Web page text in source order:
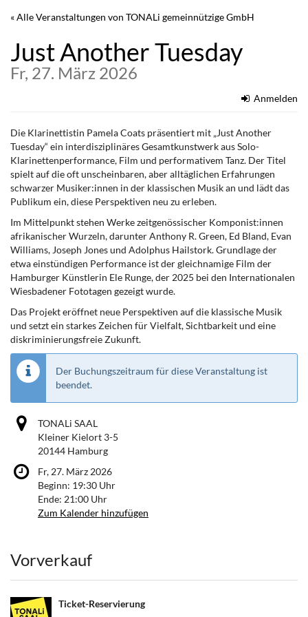
Zum
springen
« Alle Veranstaltungen von TONALi gemeinnützige GmbH
Just Another Tuesday
Fr, 27. März 2026
Anmelden
Die Klarinettistin Pamela Coats präsentiert mit „Just Another
Tuesday“ ein interdisziplinäres Gesamtkunstwerk aus Solo-
Klarinettenperformance, Film und performativem Tanz. Der Titel
spielt auf die oft unscheinbaren, aber alltäglichen Erfahrungen
schwarzer Musiker:innen in der klassischen Musik an und lädt das
Publikum ein, diese Perspektiven neu zu erleben.
Im Mittelpunkt stehen Werke zeitgenössischer Komponist:innen
afrikanischer Wurzeln, darunter Anthony R. Green, Ed Bland, Evan
Williams, Joseph Jones und Adolphus Hailstork. Grundlage der
etwa einstündigen Performance ist der gleichnamige Film der
Hamburger Künstlerin Ele Runge, der 2025 bei den Internationalen
Wiesbadener Fototagen gezeigt wurde.
Das Projekt eröffnet neue Perspektiven auf die klassische Musik
und setzt ein starkes Zeichen für Vielfalt, Sichtbarkeit und eine
diskriminierungsfreie Zukunft.
Der Buchungszeitraum für diese Veranstaltung ist
beendet.
TONALi SAAL
Kleiner Kielort 3-5
20144 Hamburg
Fr, 27. März 2026
Beginn: 19:30 Uhr
Ende: 21:00 Uhr
Zum Kalender hinzufügen
Produkte
Vorverkauf
Ticket-Reservierung